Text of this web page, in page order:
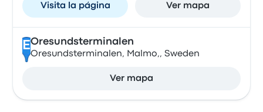
Visita la página Ver mapa
EOresundsterminalen
Oresundsterminalen, Malmo,, Sweden
Ver mapa